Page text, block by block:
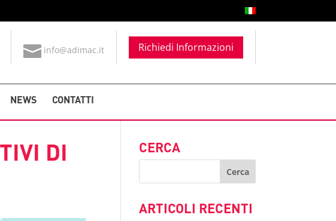
info@adimac.it Richiedi Informazioni
NEWS CONTATTI
DI CERCA
ARTICOLI RECENTI